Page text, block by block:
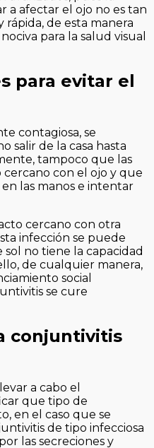
a afectar el ojo no es tan
de esta manera
para la salud visual
para evitar el
contagiosa, se
salir de la casa hasta
tampoco que las
con el ojo y que
las manos e intentar
cercano con otra
infección se puede
no tiene la capacidad
de cualquier manera,
social
se cure
conjuntivitis
a cabo el
que tipo de
en el caso que se
de tipo infecciosa
las secreciones y